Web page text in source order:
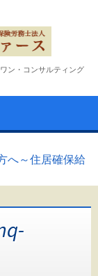
ン・コンサルティング
へ～住居確保給